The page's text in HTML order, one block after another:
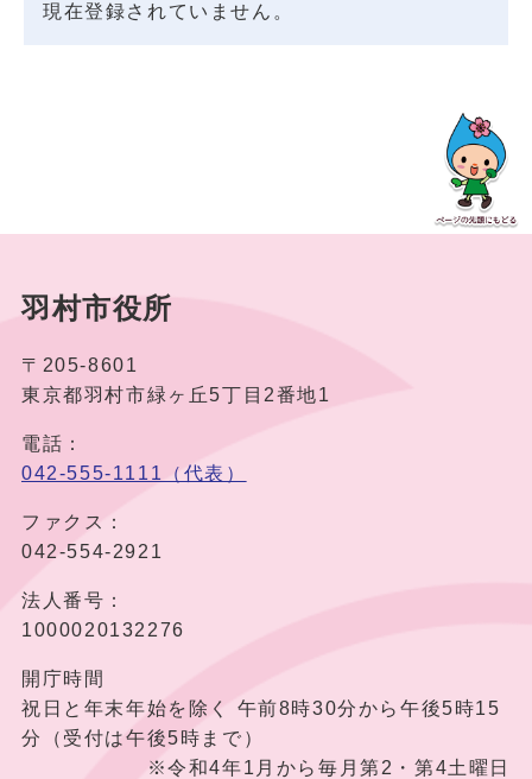
現在登録されていません。
羽村市役所
〒205-8601
東京都羽村市緑ヶ丘5丁目2番地1
電話：
042-555-1111（代表）
ファクス：
042-554-2921
法人番号：
1000020132276
開庁時間
祝日と年末年始を除く 午前8時30分から午後5時15
分（受付は午後5時まで）
※令和4年1月から毎月第2・第4土曜日